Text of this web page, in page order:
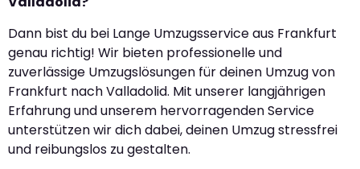
Dann bist du bei Lange Umzugsservice aus Frankfurt
genau richtig! Wir bieten professionelle und
zuverlässige Umzugslösungen für deinen Umzug von
Frankfurt nach Valladolid. Mit unserer langjährigen
Erfahrung und unserem hervorragenden Service
unterstützen wir dich dabei, deinen Umzug stressfrei
und reibungslos zu gestalten.